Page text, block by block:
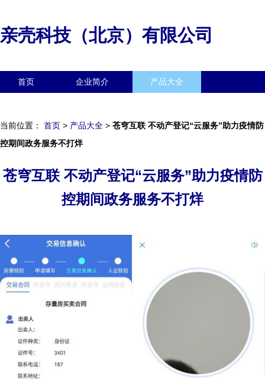
亲壳科技（北京）有限公司
首页 企业简介 产品大全
当前位置： 首页 > 产品大全 > 苍穹互联 不动产登记“云服务”助力疫情防
控期间政务服务不打烊
苍穹互联 不动产登记“云服务”助力疫情防
控期间政务服务不打烊